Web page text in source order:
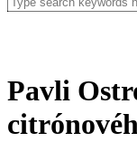
Pavli